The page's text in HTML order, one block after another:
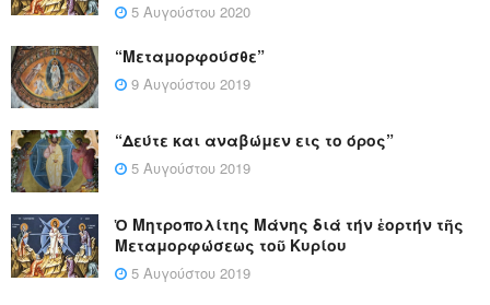
5 Αυγούστου 2020
“Μεταμορφούσθε”
9 Αυγούστου 2019
“Δεύτε και αναβώμεν εις το όρος”
5 Αυγούστου 2019
Ὁ Μητροπολίτης Μάνης διά τήν ἑορτήν τῆς
Μεταμορφώσεως τοῦ Κυρίου
5 Αυγούστου 2019